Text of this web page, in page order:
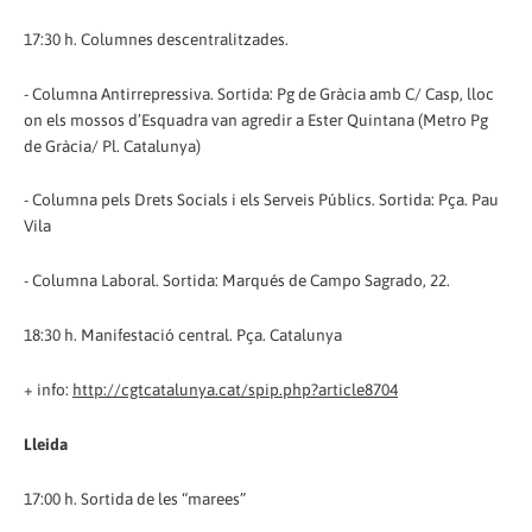
17:30 h. Columnes descentralitzades.
- Columna Antirrepressiva. Sortida: Pg de Gràcia amb C/ Casp, lloc
on els mossos d’Esquadra van agredir a Ester Quintana (Metro Pg
de Gràcia/ Pl. Catalunya)
- Columna pels Drets Socials i els Serveis Públics. Sortida: Pça. Pau
Vila
- Columna Laboral. Sortida: Marqués de Campo Sagrado, 22.
18:30 h. Manifestació central. Pça. Catalunya
+ info: http://cgtcatalunya.cat/spip.php?article8704
Lleida
17:00 h. Sortida de les “marees”